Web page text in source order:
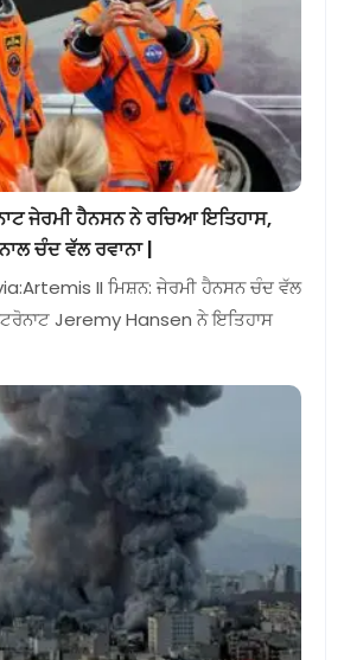
ਜੇਰਮੀ ਹੈਨਸਨ ਨੇ ਰਚਿਆ ਇਤਿਹਾਸ,
ਚੰਦ ਵੱਲ ਰਵਾਨਾ |
II ਮਿਸ਼ਨ: ਜੇਰਮੀ ਹੈਨਸਨ ਚੰਦ ਵੱਲ
Jeremy Hansen ਨੇ ਇਤਿਹਾਸ